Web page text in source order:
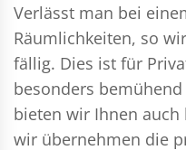
Verlässt man bei
Räumlichkeiten, so
fällig. Dies ist für
besonders
bieten wir Ihnen
wir übernehmen die